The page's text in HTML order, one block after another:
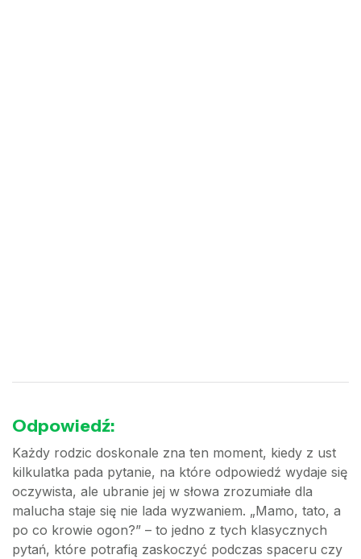
Odpowiedź:
Każdy rodzic doskonale zna ten moment, kiedy z ust
kilkulatka pada pytanie, na które odpowiedź wydaje się
oczywista, ale ubranie jej w słowa zrozumiałe dla
malucha staje się nie lada wyzwaniem. „Mamo, tato, a
po co krowie ogon?” – to jedno z tych klasycznych
pytań, które potrafią zaskoczyć podczas spaceru czy